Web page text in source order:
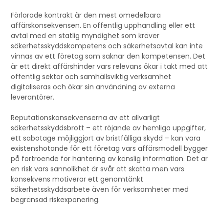
Förlorade kontrakt är den mest omedelbara
affärskonsekvensen. En offentlig upphandling eller ett
avtal med en statlig myndighet som kräver
säkerhetsskyddskompetens och säkerhetsavtal kan inte
vinnas av ett företag som saknar den kompetensen. Det
är ett direkt affärshinder vars relevans ökar i takt med att
offentlig sektor och samhällsviktig verksamhet
digitaliseras och ökar sin användning av externa
leverantörer.
Reputationskonsekvenserna av ett allvarligt
säkerhetsskyddsbrott – ett röjande av hemliga uppgifter,
ett sabotage möjliggjort av bristfälliga skydd – kan vara
existenshotande för ett företag vars affärsmodell bygger
på förtroende för hantering av känslig information. Det är
en risk vars sannolikhet är svår att skatta men vars
konsekvens motiverar ett genomtänkt
säkerhetsskyddsarbete även för verksamheter med
begränsad riskexponering.